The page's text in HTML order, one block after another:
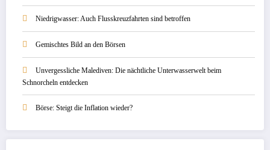
Niedrigwasser: Auch Flusskreuzfahrten sind betroffen
Gemischtes Bild an den Börsen
Unvergessliche Malediven: Die nächtliche Unterwasserwelt beim
Schnorcheln entdecken
Börse: Steigt die Inflation wieder?